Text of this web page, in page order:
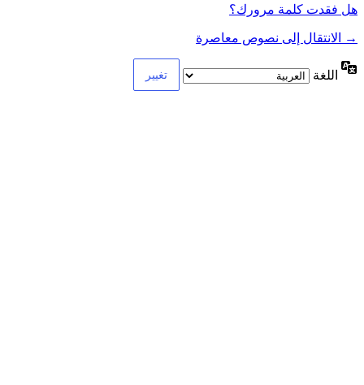
هل فقدت كلمة مرورك؟
→ الانتقال إلى نصوص معاصرة
اللغة